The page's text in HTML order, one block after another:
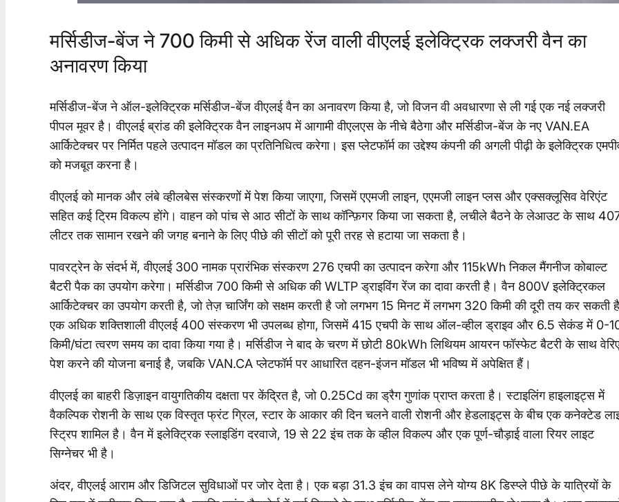
मर्सिडीज-बेंज ने 700 किमी से अधिक रेंज वाली वीएलई इलेक्ट्रिक लक्जरी वैन का
अनावरण किया
मर्सिडीज-बेंज ने ऑल-इलेक्ट्रिक मर्सिडीज-बेंज वीएलई वैन का अनावरण किया है, जो विजन वी अवधारणा से ली गई एक नई लक्जरी
पीपल मूवर है। वीएलई ब्रांड की इलेक्ट्रिक वैन लाइनअप में आगामी वीएलएस के नीचे बैठेगा और मर्सिडीज-बेंज के नए VAN.EA
आर्किटेक्चर पर निर्मित पहले उत्पादन मॉडल का प्रतिनिधित्व करेगा। इस प्लेटफॉर्म का उद्देश्य कंपनी की अगली पीढ़ी के इलेक्ट्रिक
को मजबूत करना है।
वीएलई को मानक और लंबे व्हीलबेस संस्करणों में पेश किया जाएगा, जिसमें एएमजी लाइन, एएमजी लाइन प्लस और एक्सक्लूसिव वेरिएंट
सहित कई ट्रिम विकल्प होंगे। वाहन को पांच से आठ सीटों के साथ कॉन्फ़िगर किया जा सकता है, लचीले बैठने के लेआउट के साथ
लीटर तक सामान रखने की जगह बनाने के लिए पीछे की सीटों को पूरी तरह से हटाया जा सकता है।
पावरट्रेन के संदर्भ में, वीएलई 300 नामक प्रारंभिक संस्करण 276 एचपी का उत्पादन करेगा और 115kWh निकल मैंगनीज कोबाल्ट
बैटरी पैक का उपयोग करेगा। मर्सिडीज 700 किमी से अधिक की WLTP ड्राइविंग रेंज का दावा करती है। वैन 800V इलेक्ट्रिकल
आर्किटेक्चर का उपयोग करती है, जो तेज़ चार्जिंग को सक्षम करती है जो लगभग 15 मिनट में लगभग 320 किमी की दूरी तय कर सकती
एक अधिक शक्तिशाली वीएलई 400 संस्करण भी उपलब्ध होगा, जिसमें 415 एचपी के साथ ऑल-व्हील ड्राइव और 6.5 सेकंड में 0-
किमी/घंटा त्वरण समय का दावा किया गया है। मर्सिडीज ने बाद के चरण में छोटी 80kWh लिथियम आयरन फॉस्फेट बैटरी के साथ
पेश करने की योजना बनाई है, जबकि VAN.CA प्लेटफॉर्म पर आधारित दहन-इंजन मॉडल भी भविष्य में अपेक्षित हैं।
वीएलई का बाहरी डिज़ाइन वायुगतिकीय दक्षता पर केंद्रित है, जो 0.25Cd का ड्रैग गुणांक प्राप्त करता है। स्टाइलिंग हाइलाइट्स में
वैकल्पिक रोशनी के साथ एक विस्तृत फ्रंट ग्रिल, स्टार के आकार की दिन चलने वाली रोशनी और हेडलाइट्स के बीच एक कनेक्टेड
स्ट्रिप शामिल है। वैन में इलेक्ट्रिक स्लाइडिंग दरवाजे, 19 से 22 इंच तक के व्हील विकल्प और एक पूर्ण-चौड़ाई वाला रियर लाइट
सिग्नेचर भी है।
अंदर, वीएलई आराम और डिजिटल सुविधाओं पर जोर देता है। एक बड़ा 31.3 इंच का वापस लेने योग्य 8K डिस्प्ले पीछे के यात्रियों के